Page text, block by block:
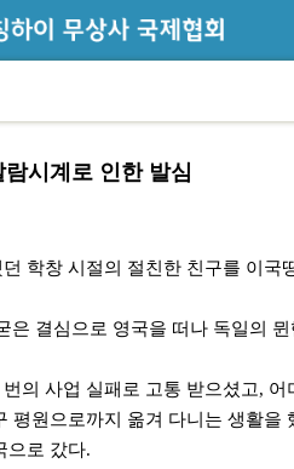
람시계로 인한 발심
학창 시절의 절친한 친구를 이
결심으로 영국을 떠나 독일의
사업 실패로 고통 받으셨고,
원으로까지 옮겨 다니는 생활
으로 갔다.